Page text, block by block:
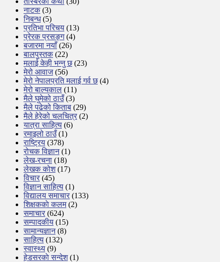
नाटक(3)
निबन्ध(5)
प्रतिभा परिचय (13)
प्रेरक प्रसङ्ग(4)
बजारमा नयाँ(26)
बालपुस्तक(22)
मलाई केही भन्नु छ(23)
मेरो आवाज(56)
मेरो नेपालप्रति मलाई गर्व छ(4)
मेरो बाल्यकाल (11)
मैले घुमेको ठाउँ(3)
मैले पढेको किताब (29)
मैले हेरेको चलचित्र (2)
यात्रा साहित्य (6)
रमाइलो ठाउँ(1)
राष्ट्रिय (378)
रोचक विज्ञान(1)
लेख-रचना (18)
लेखक कोश(17)
विचार (45)
विज्ञान साहित्य (1)
विद्यालय समाचार (133)
शिक्षककाे कलम(2)
समाचार (624)
सम्पादकीय (15)
सामान्यज्ञान(8)
साहित्य (132)
स्वास्थ्य (9)
हेडसरकाे सन्देश(1)